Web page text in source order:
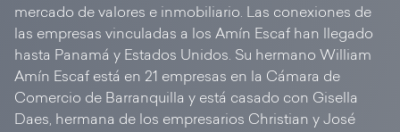
mercado de valores e inmobiliario. Las conexiones de
las empresas vinculadas a los Amín Escaf han llegado
hasta Panamá y Estados Unidos. Su hermano William
Amín Escaf está en 21 empresas en la Cámara de
Comercio de Barranquilla y está casado con Gisella
Daes, hermana de los empresarios Christian y José